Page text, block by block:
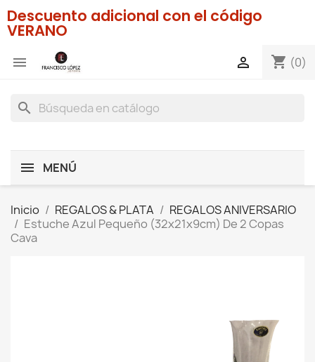
Descuento adicional con el código
VERANO
 shopping_cart (0)

search
MENÚ
Inicio REGALOS & PLATA
REGALOS ANIVERSARIO
Estuche Azul Pequeño (32x21x9cm) De 2 Copas
Cava